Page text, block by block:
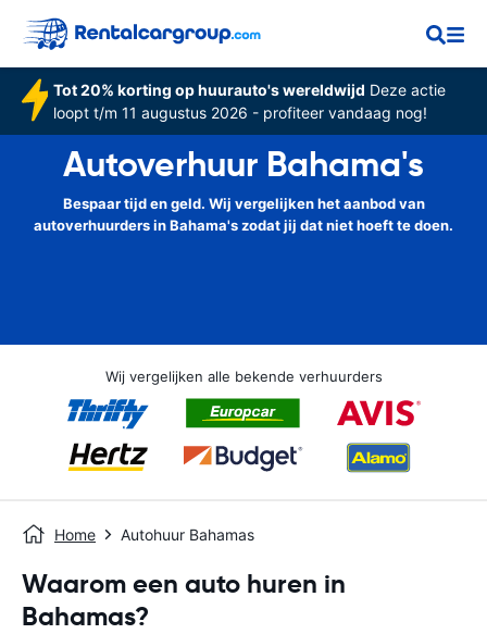
Tot 20% korting op huurauto's wereldwijd Deze actie
loopt t/m 11 augustus 2026 - profiteer vandaag nog!
Autoverhuur Bahama's
Bespaar tijd en geld. Wij vergelijken het aanbod van
autoverhuurders in Bahama's zodat jij dat niet hoeft te doen.
Wij vergelijken alle bekende verhuurders
Home Autohuur Bahamas
Waarom een auto huren in
Bahamas?